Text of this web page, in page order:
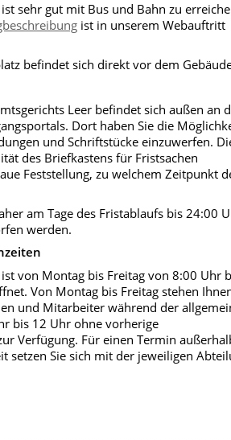
sehr gut mit Bus und Bahn zu
ist in unserem Webauftritt
befindet sich direkt vor dem
Leer befindet sich außen an
Dort haben Sie die
und Schriftstücke einzuwerfen.
des Briefkastens für Fristsachen
Feststellung, zu welchem Zeitpunkt
am Tage des Fristablaufs bis 24:00
werden.
von Montag bis Freitag von 8:00 Uhr
Von Montag bis Freitag stehen
und Mitarbeiter während der
bis 12 Uhr ohne vorherige
Verfügung. Für einen Termin
setzen Sie sich mit der jeweiligen